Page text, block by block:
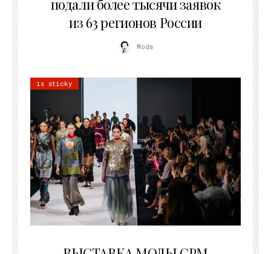
подали более тысячи заявок
из 63 регионов России
Moda
is sticky